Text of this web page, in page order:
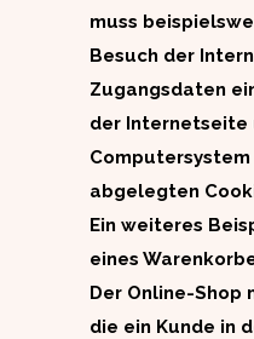
muss
Besuch der
Zugangsdaten
der Internetseite
abgelegten
Ein weiteres
eines
Der Online-Shop
die ein Kunde in